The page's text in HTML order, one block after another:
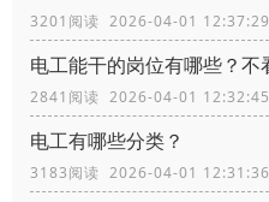
3201阅读 2026-04-01 12:37:29
2841阅读 2026-04-01 12:32:45
电工有哪些分类？
3183阅读 2026-04-01 12:31:36